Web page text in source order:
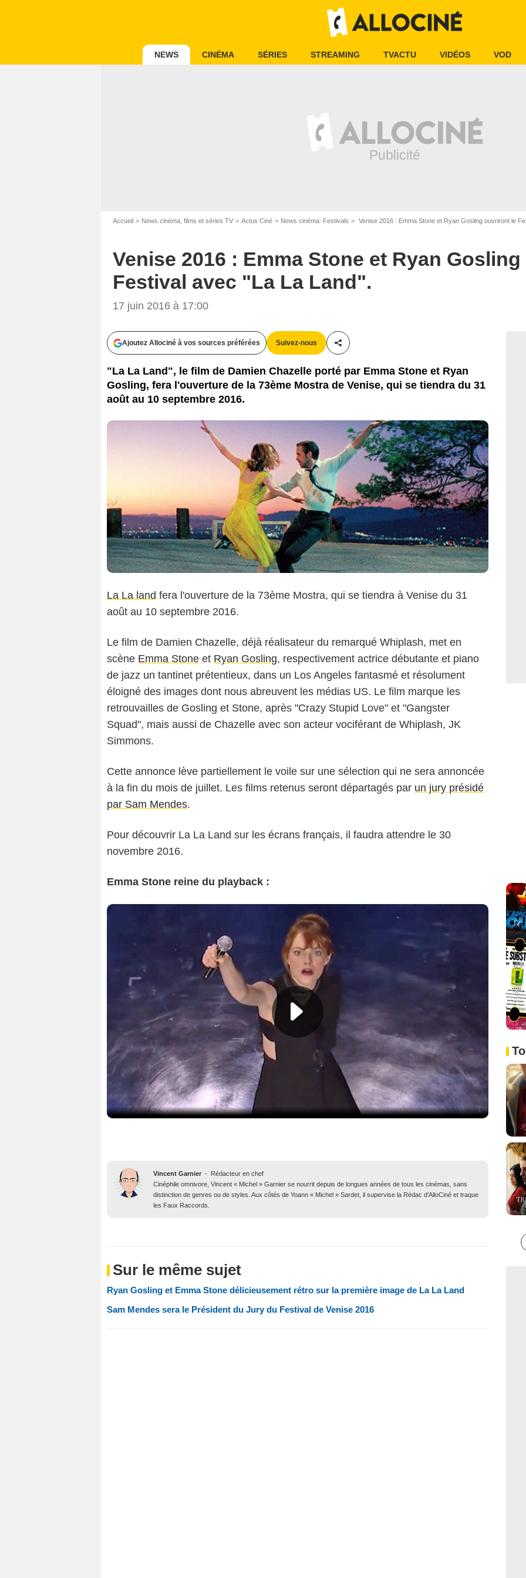
NEWS CINÉMA SÉRIES STREAMING TVACTU VIDÉOS VOD
Accueil News cinéma, films et séries TV Actus Ciné News cinéma: Festivals Venise 2016 : Emma Stone et Ryan Gosling ouvriront le
Venise 2016 : Emma Stone et Ryan
Festival avec "La La Land".
17 juin 2016 à 17:00
Ajoutez Allociné à vos sources préférées Suivez-nous
Partager cet article
"La La Land", le film de Damien Chazelle porté par Emma Stone et Ryan
Gosling, fera l'ouverture de la 73ème Mostra de Venise, qui se tiendra du 31
août au 10 septembre 2016.
La La land fera l'ouverture de la 73ème Mostra, qui se tiendra à Venise du 31
août au 10 septembre 2016.
Le film de Damien Chazelle, déjà réalisateur du remarqué Whiplash, met en
scène Emma Stone et Ryan Gosling, respectivement actrice débutante et piano
de jazz un tantinet prétentieux, dans un Los Angeles fantasmé et résolument
éloigné des images dont nous abreuvent les médias US. Le film marque les
retrouvailles de Gosling et Stone, après "Crazy Stupid Love" et "Gangster
Squad", mais aussi de Chazelle avec son acteur vociférant de Whiplash, JK
Simmons.
Cette annonce lève partiellement le voile sur une sélection qui ne sera annoncée
à la fin du mois de juillet. Les films retenus seront départagés par un jury présidé
par Sam Mendes.
Pour découvrir La La Land sur les écrans français, il faudra attendre le 30
novembre 2016.
Emma Stone reine du playback :
Vincent Garnier -
Rédacteur en chef
Cinéphile omnivore, Vincent « Michel » Garnier se nourrit depuis de longues années de tous les cinémas, sans
distinction de genres ou de styles. Aux côtés de Yoann « Michel » Sardet, il supervise la Rédac d’AlloCiné et traque
les Faux Raccords.
Sur le même sujet
Ryan Gosling et Emma Stone délicieusement rétro sur la première image de La La Land
Sam Mendes sera le Président du Jury du Festival de Venise 2016